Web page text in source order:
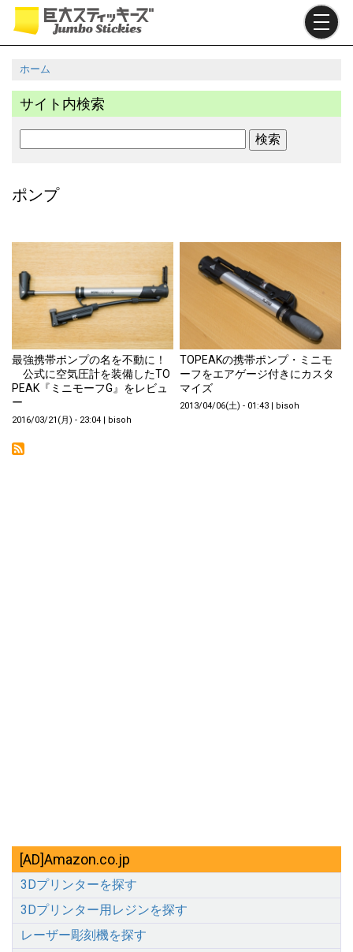
テ パ
ン
く
ず
ホーム
サイト内検索
索
ポンプ
最強携帯ポンプの名を不動に！
公式に空気圧計を装備したTO
PEAK『ミニモーフG』をレビュ
ー
2016/03/21(月) - 23:04 | bisoh
TOPEAKの携帯ポンプ・ミニモ
ーフをエアゲージ付きにカスタ
マイズ
2013/04/06(土) - 01:43 | bisoh
[AD]Amazon.co.jp
3Dプリンターを探す
3Dプリンター用レジンを探す
レーザー彫刻機を探す